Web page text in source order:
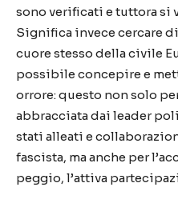
sono verificati e tuttora si
Significa invece cercare
cuore stesso della civile
possibile concepire e
orrore: questo non solo
abbracciata dai leader
stati alleati e
fascista, ma anche per
peggio, l’attiva